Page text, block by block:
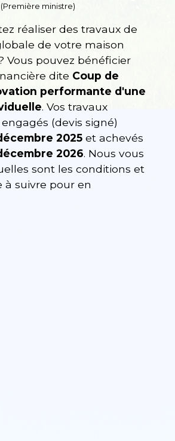
ministre)
réaliser des travaux de
de votre maison
Vous pouvez bénéficier
dite Coup de
performante d'une
. Vos travaux
(devis signé)
2025 et achevés
2026. Nous vous
sont les conditions et
à suivre pour en